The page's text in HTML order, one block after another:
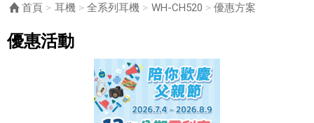
首頁 耳機 全系列耳機 WH-CH520 目前頁面：
優惠方案
優惠活動